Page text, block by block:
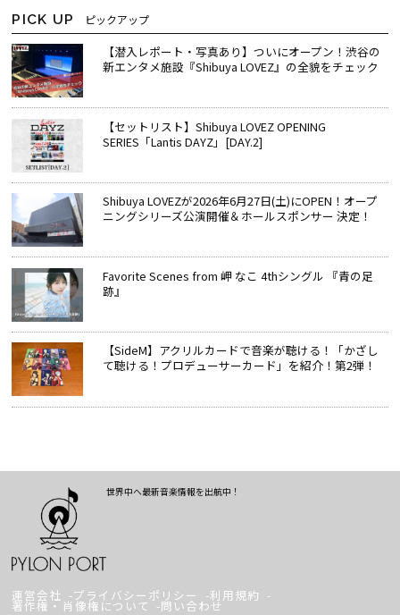
PICK UP ピックアップ
【潜入レポート・写真あり】ついにオープン！渋谷の
新エンタメ施設『Shibuya LOVEZ』の全貌をチェック
【セットリスト】Shibuya LOVEZ OPENING
SERIES「Lantis DAYZ」[DAY.2]
Shibuya LOVEZが2026年6月27日(土)にOPEN！オープ
ニングシリーズ公演開催＆ホールスポンサー 決定！
Favorite Scenes from 岬 なこ 4thシングル 『青の足
跡』
【SideM】アクリルカードで音楽が聴ける！「かざし
て聴ける！プロデューサーカード」を紹介！第2弾！
世界中へ最新音楽情報を出航中！
運営会社 プライバシーポリシー 利用規約
著作権・肖像権について 問い合わせ